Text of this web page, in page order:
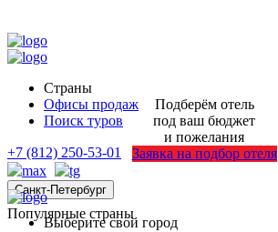
Страны
Офисы продаж
Поиск туров
+7 (812) 250-53-01
Санкт-Петербург
Выберите свой город
Подберём отель
под ваш бюджет
и пожелания
Заявка на подбор отеля
Популярные страны